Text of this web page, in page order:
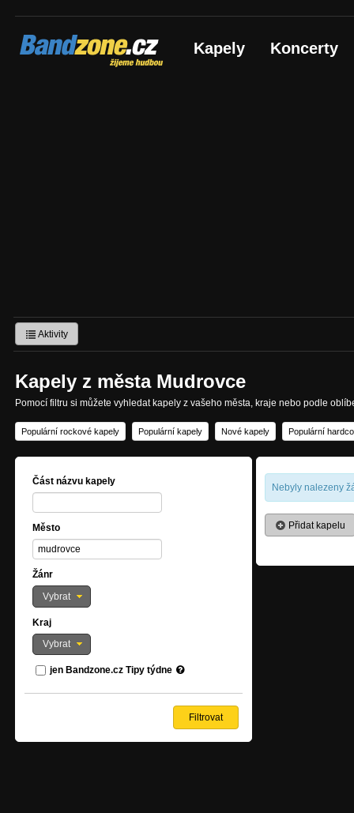
Bandzone.cz
žijeme hudbou Kapely Koncerty
Aktivity
Kapely z města Mudrovce
Pomocí filtru si můžete vyhledat kapely z vašeho města, kraje nebo podle
Populární rockové kapely Populární kapely Nové kapely Populární
Část názvu kapely
Město
Žánr
Vybrat
Kraj
Vybrat
jen Bandzone.cz Tipy týdne
Nebyly nalezeny
Přidat kapelu